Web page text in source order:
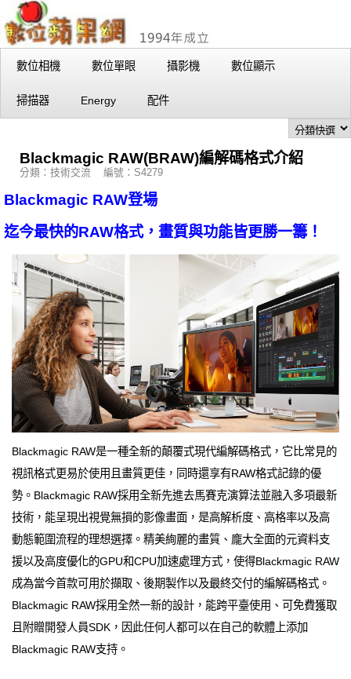
數位相機 數位單眼 攝影機 數位顯示
掃描器 Energy 配件
Blackmagic RAW(BRAW)編解碼格式介紹
分類：技術交流 編號：S4279
Blackmagic RAW登場
迄今最快的RAW格式，畫質與功能皆更勝一籌！
Blackmagic RAW是一種全新的顛覆式現代編解碼格式，它比常見的
視訊格式更易於使用且畫質更佳，同時還享有RAW格式記錄的優
勢。Blackmagic RAW採用全新先進去馬賽克演算法並融入多項最新
技術，能呈現出視覺無損的影像畫面，是高解析度、高格率以及高
動態範圍流程的理想選擇。精美絢麗的畫質、龐大全面的元資料支
援以及高度優化的GPU和CPU加速處理方式，使得Blackmagic RAW
成為當今首款可用於擷取、後期製作以及最終交付的編解碼格式。
Blackmagic RAW採用全然一新的設計，能跨平臺使用、可免費獲取
且附贈開發人員SDK，因此任何人都可以在自己的軟體上添加
Blackmagic RAW支持。